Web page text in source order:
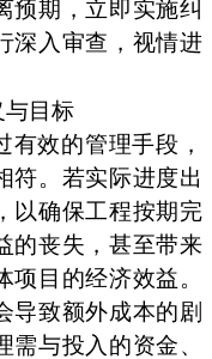
预期，立即实施纠
深入审查，视情进
与目标
效的管理手段，
符。若实际进度出
以确保工程按期完
的丧失，甚至带来
目的经济效益。
导致额外成本的剧
与投入的资金、